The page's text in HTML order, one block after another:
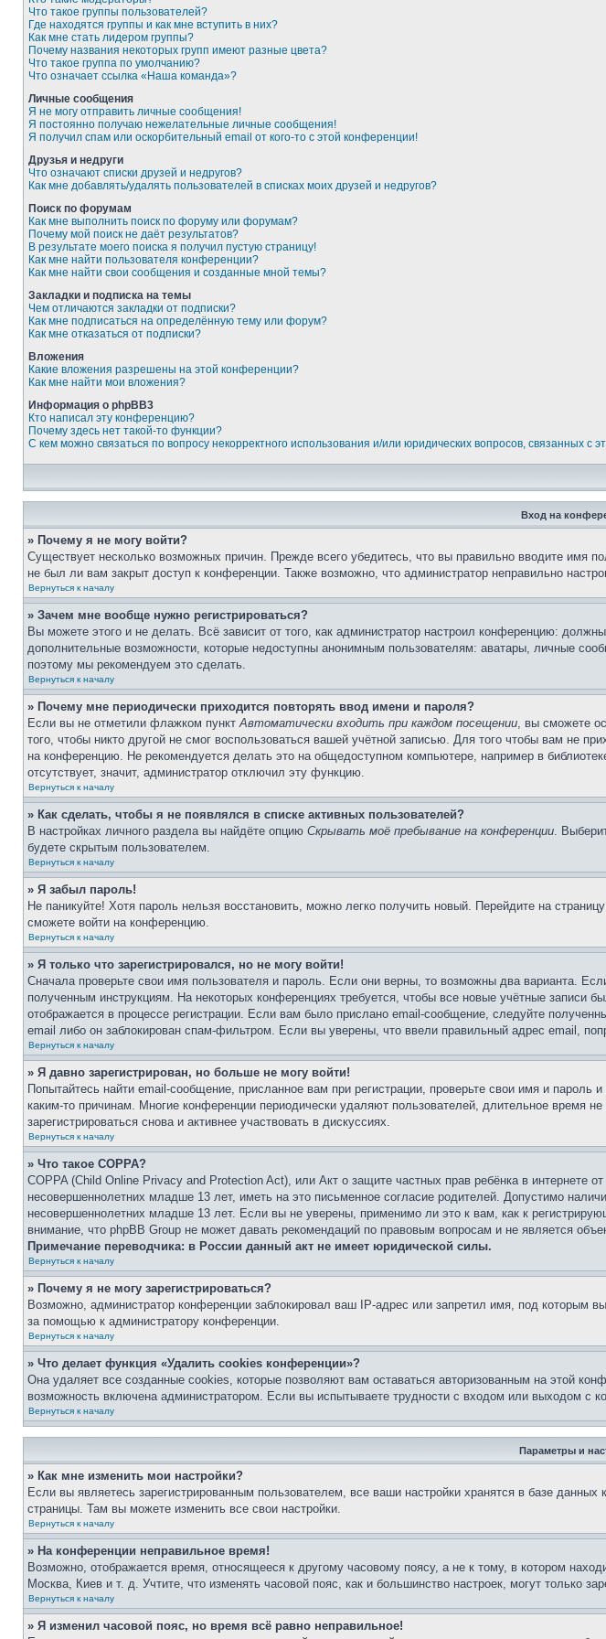
Что такое группы пользователей?
Где находятся группы и как мне вступить в них?
Как мне стать лидером группы?
Почему названия некоторых групп имеют разные цвета?
Что такое группа по умолчанию?
Что означает ссылка «Наша команда»?
Личные сообщения
Я не могу отправить личные сообщения!
Я постоянно получаю нежелательные личные сообщения!
Я получил спам или оскорбительный email от кого-то с этой конференции!
Друзья и недруги
Что означают списки друзей и недругов?
Как мне добавлять/удалять пользователей в списках моих друзей и недругов?
Поиск по форумам
Как мне выполнить поиск по форуму или форумам?
Почему мой поиск не даёт результатов?
В результате моего поиска я получил пустую страницу!
Как мне найти пользователя конференции?
Как мне найти свои сообщения и созданные мной темы?
Закладки и подписка на темы
Чем отличаются закладки от подписки?
Как мне подписаться на определённую тему или форум?
Как мне отказаться от подписки?
Вложения
Какие вложения разрешены на этой конференции?
Как мне найти мои вложения?
Информация о phpBB3
Кто написал эту конференцию?
Почему здесь нет такой-то функции?
С кем можно связаться по вопросу некорректного использования и/или юридических вопросов, связанных с
Вход на
» Почему я не могу войти?
Существует несколько возможных причин. Прежде всего убедитесь, что вы правильно вводите имя
не был ли вам закрыт доступ к конференции. Также возможно, что администратор неправильно
Вернуться к началу
» Зачем мне вообще нужно регистрироваться?
Вы можете этого и не делать. Всё зависит от того, как администратор настроил конференцию:
дополнительные возможности, которые недоступны анонимным пользователям: аватары, личные
поэтому мы рекомендуем это сделать.
Вернуться к началу
» Почему мне периодически приходится повторять ввод имени и пароля?
Если вы не отметили флажком пунктАвтоматически входить при каждом посещении, вы сможете
того, чтобы никто другой не смог воспользоваться вашей учётной записью. Для того чтобы вам не
на конференцию. Не рекомендуется делать это на общедоступном компьютере, например в
отсутствует, значит, администратор отключил эту функцию.
Вернуться к началу
» Как сделать, чтобы я не появлялся в списке активных пользователей?
В настройках личного раздела вы найдёте опцию Скрывать моё пребывание на конференции.
будете скрытым пользователем.
Вернуться к началу
» Я забыл пароль!
Не паникуйте! Хотя пароль нельзя восстановить, можно легко получить новый. Перейдите на
сможете войти на конференцию.
Вернуться к началу
» Я только что зарегистрировался, но не могу войти!
Сначала проверьте свои имя пользователя и пароль. Если они верны, то возможны два варианта.
полученным инструкциям. На некоторых конференциях требуется, чтобы все новые учётные
отображается в процессе регистрации. Если вам было прислано email-сообщение, следуйте
email либо он заблокирован спам-фильтром. Если вы уверены, что ввели правильный адрес email,
Вернуться к началу
» Я давно зарегистрирован, но больше не могу войти!
Попытайтесь найти email-сообщение, присланное вам при регистрации, проверьте свои имя и
каким-то причинам. Многие конференции периодически удаляют пользователей, длительное
зарегистрироваться снова и активнее участвовать в дискуссиях.
Вернуться к началу
» Что такое COPPA?
COPPA (Child Online Privacy and Protection Act), или Акт о защите частных прав ребёнка в
несовершеннолетних младше 13 лет, иметь на это письменное согласие родителей. Допустимо
несовершеннолетних младше 13 лет. Если вы не уверены, применимо ли это к вам, как к
внимание, что phpBB Group не может давать рекомендаций по правовым вопросам и не является
Примечание переводчика: в России данный акт не имеет юридической силы.
Вернуться к началу
» Почему я не могу зарегистрироваться?
Возможно, администратор конференции заблокировал ваш IP-адрес или запретил имя, под которым
за помощью к администратору конференции.
Вернуться к началу
» Что делает функция «Удалить cookies конференции»?
Она удаляет все созданные cookies, которые позволяют вам оставаться авторизованным на этой
возможность включена администратором. Если вы испытываете трудности с входом или выходом с
Вернуться к началу
Параметры и
» Как мне изменить мои настройки?
Если вы являетесь зарегистрированным пользователем, все ваши настройки хранятся в базе
страницы. Там вы можете изменить все свои настройки.
Вернуться к началу
» На конференции неправильное время!
Возможно, отображается время, относящееся к другому часовому поясу, а не к тому, в котором
Москва, Киев и т. д. Учтите, что изменять часовой пояс, как и большинство настроек, могут только
Вернуться к началу
» Я изменил часовой пояс, но время всё равно неправильное!